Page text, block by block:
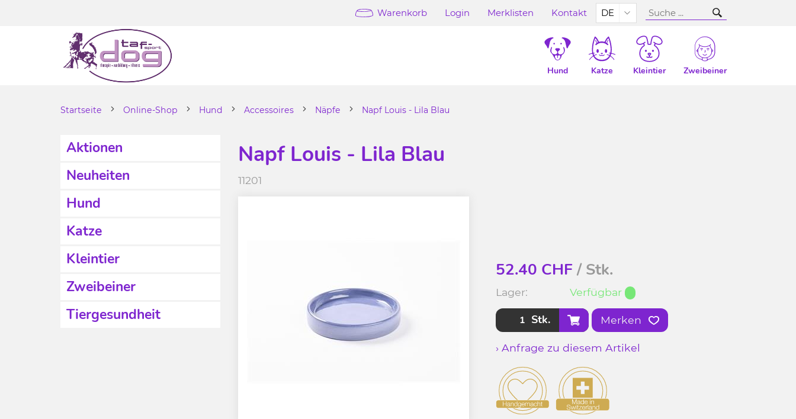
Warenkorb Login Merklisten Kontakt DE
Hund Katze Kleintier Zweibeiner
Startseite Online-Shop Hund Accessoires Näpfe Napf Louis - Lila Blau
Aktionen
Neuheiten
Hund
Katze
Kleintier
Zweibeiner
Tiergesundheit
Napf Louis - Lila Blau
11201
52.40 CHF/ Stk.
Lager: Verfügbar
Stk. Merken
› Anfrage zu diesem Artikel